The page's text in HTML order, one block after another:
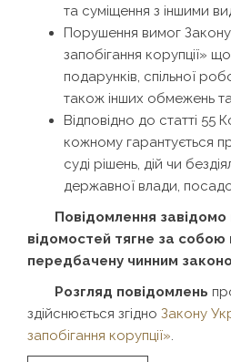
та суміщення з іншими
Порушення вимог
запобігання корупції»
подарунків, спільної
також інших обмежень
Відповідно до статті 55
кожному гарантується
суді рішень, дій чи
державної влади,
Повідомлення
відомостей тягне за собою
передбачену чинним
Розгляд повідомлень
здійснюється згідно Закону
запобігання корупції».